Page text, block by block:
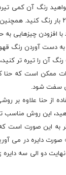
رنگ آن کمی تیره
افزودن چیزهایی به
به دست آوردن رنگ
رنگ آن را تیره تر
سفت شود.
از حنا علاوه بر
این روش مناسب
به این صورت است که
صورت دایره در می
نهایت دو الی سه